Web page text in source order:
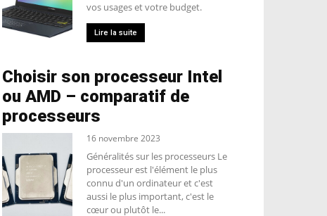
vos usages et votre budget.
Lire la suite
Choisir son processeur Intel
ou AMD – comparatif de
processeurs
16 novembre 2023
Généralités sur les processeurs Le
processeur est l'élément le plus
connu d'un ordinateur et c'est
aussi le plus important, c'est le
cœur ou plutôt le...